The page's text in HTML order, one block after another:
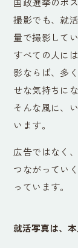
撮影でも、就
量で撮影して
すべての人に
影ならば、多
せな気持ちに
そんな風に、
います。
広告ではなく
つながってい
っています。
就活写真は、